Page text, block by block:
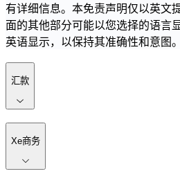
有详细信息。本免责声明仅以英文
面的其他部分可能以您选择的语言
英语显示，以保持其准确性和意图。
汇款
Xe商务